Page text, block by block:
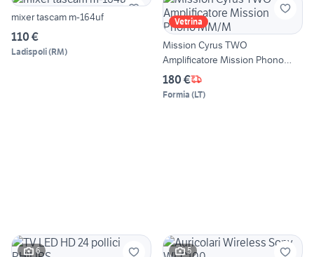
mixer tascam m-164uf
110 €
Ladispoli(RM)
Vetrina
Mission Cyrus TWO
Amplificatore Mission Phono
MM/M
180 €
Formia (LT)
6 5